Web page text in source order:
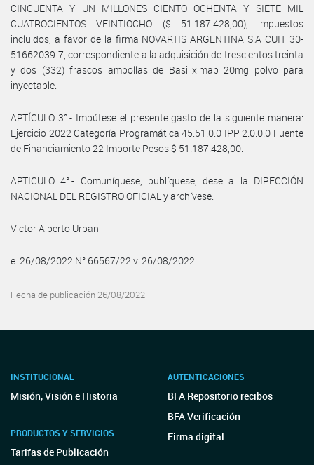
CINCUENTA Y UN MILLONES CIENTO OCHENTA Y SIETE MIL
CUATROCIENTOS VEINTIOCHO ($ 51.187.428,00), impuestos
incluidos, a favor de la firma NOVARTIS ARGENTINA S.A CUIT 30-
51662039-7, correspondiente a la adquisición de trescientos treinta
y dos (332) frascos ampollas de Basiliximab 20mg polvo para
inyectable.
ARTÍCULO 3°.- Impútese el presente gasto de la siguiente manera:
Ejercicio 2022 Categoría Programática 45.51.0.0 IPP 2.0.0.0 Fuente
de Financiamiento 22 Importe Pesos $ 51.187.428,00.
ARTICULO 4°.- Comuníquese, publíquese, dese a la DIRECCIÓN
NACIONAL DEL REGISTRO OFICIAL y archívese.
Victor Alberto Urbani
e. 26/08/2022 N° 66567/22 v. 26/08/2022
Fecha de publicación 26/08/2022
INSTITUCIONAL
Misión, Visión e Historia
PRODUCTOS Y SERVICIOS
Tarifas de Publicación
AUTENTICACIONES
BFA Repositorio recibos
BFA Verificación
Firma digital